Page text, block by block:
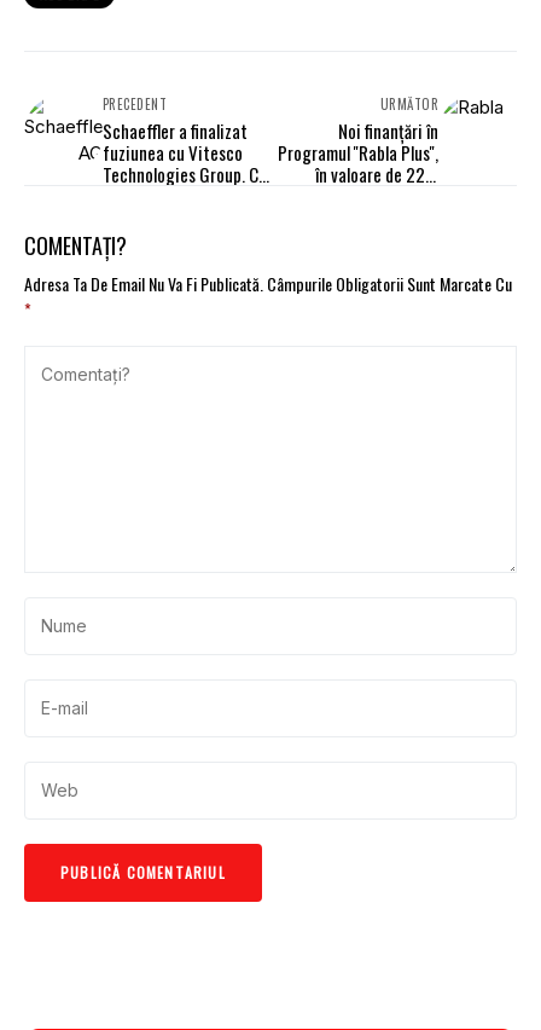
PRECEDENT
Schaeffler a finalizat
fuziunea cu Vitesco
Technologies Group. Ce
URMĂTOR
Noi finanţări în
Programul ''Rabla Plus'',
în valoare de 22,4
COMENTAȚI?
Adresa Ta De Email Nu Va Fi Publicată.Câmpurile Obligatorii Sunt Marcate Cu
*